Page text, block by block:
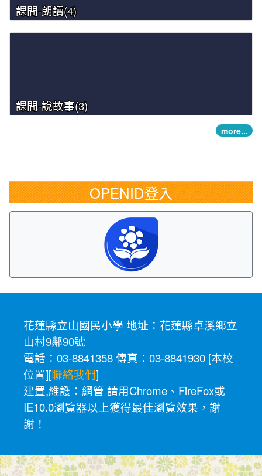
課間-朗讀(4)
課間-說故事(3)
more...
OPENID登入
花蓮縣立山國民小學 地址：花蓮縣卓溪鄉立
山村9鄰90號
電話：03-8841358 傳真：03-8841930 [本校
位置][聯絡我們]
建置,維護： 網管 請用Chrome 、 FireFox或
IE10.0瀏覽器以上獲得最佳瀏覽效果，謝
謝！